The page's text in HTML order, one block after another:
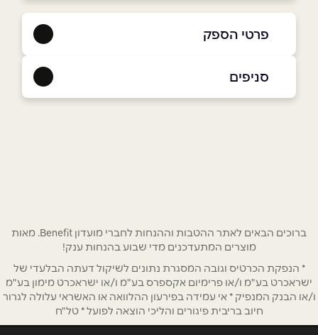
פרטי הספק
נושא*
אנא חזרו אלי בקשר ל...
הודעה*
סניפים
ברוכים הבאים לאתר ההטבות וההנחות לחברי מועדון Benefit. מאות
מוצרים המתעדכנים מדי שבוע בהנחות ענק!
* הנפקת הכרטיס וגובה המסגרת נתונים לשיקול דעתה הבלעדי של
ישראכרט בע"מ ו/או פרימיום אקספרס בע"מ ו/או ישראכרט מימון בע"מ
ו/או הבנק המנפיק * אי עמידה בפירעון ההלוואה או האשראי עלולה לגרור
חיוב בריבית פיגורים והליכי הוצאה לפועל * טל"ח